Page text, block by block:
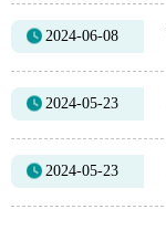
2024-06-08
2024-05-23
2024-05-23